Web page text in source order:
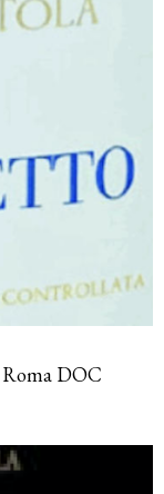
DOC